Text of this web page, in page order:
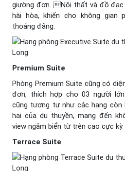
giường đơn. Nội thất và đồ
hài hòa, khiến cho không gian
thoáng đãng.
Premium Suite
Phòng Premium Suite cũng có
đơn, thích hợp cho 03 người
cũng tương tự như các hạng còn
hai của du thuyền, mang đến
view ngắm biển từ trên cao cực kỳ
Terrace Suite